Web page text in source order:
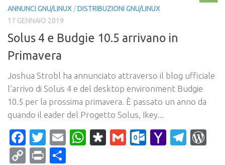
ANNUNCI GNU/LINUX /DISTRIBUZIONI GNU/LINUX
17 GENNAIO 2019
Solus 4 e Budgie 10.5 arrivano in
Primavera
Joshua Strobl ha annunciato attraverso il blog ufficiale
l’arrivo di Solus 4 e del desktop environment Budgie
10.5 per la prossima primavera. È passato un anno da
quando il eader del Progetto Solus, Ikey...
Facebook
Twitter
EmailWhatsApp
Diaspora
Gmail Yahoo
CopyPrint